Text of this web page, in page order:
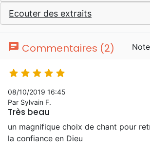
Ecouter des extraits
chat Commentaires (2) Note
    
08/10/2019 16:45
Par Sylvain F.
Très beau
un magnifique choix de chant pour
la confiance en Dieu